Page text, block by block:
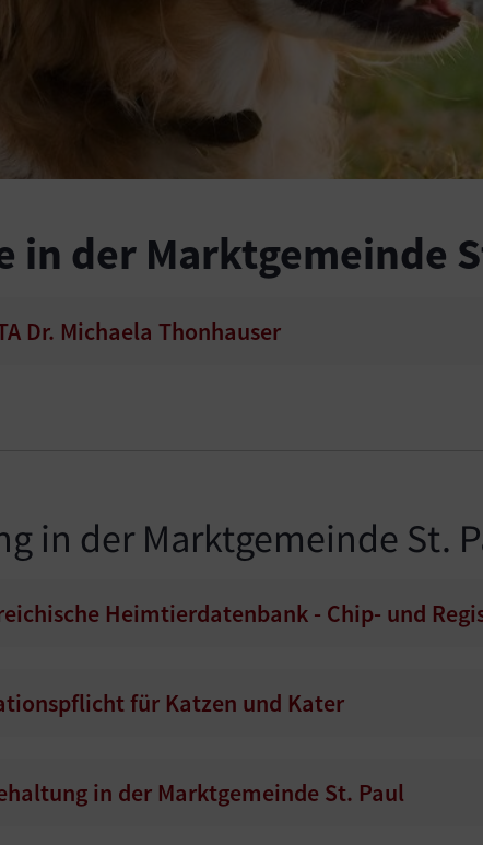
in der Marktgemeinde
Dr. Michaela Thonhauser
in der Marktgemeinde St.
Heimtierdatenbank - Chip- und
für Katzen und Kater
in der Marktgemeinde St. Paul